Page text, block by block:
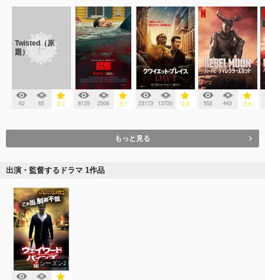
Twisted（原
題）
62 65 2.7 8125 2306 3.1 23173 13720 3.6 552 443 3.6
もっと見る
出演・監督するドラマ 1作品
シーズン2